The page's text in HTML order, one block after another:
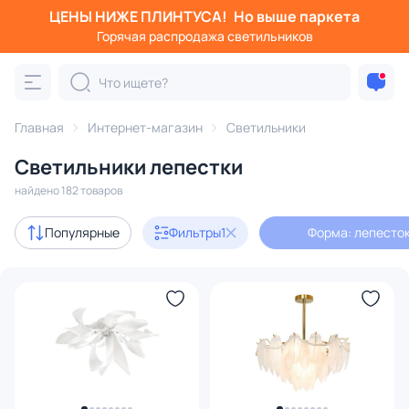
ЦЕНЫ НИЖЕ ПЛИНТУСА! Но выше паркета
Горячая распродажа светильников
Главная Интернет-магазин Светильники
Светильники лепестки
найдено 182 товаров
Популярные Фильтры1 Форма:
Фильтры
Категория:
Люстры Подвесные светильники
Акции 21
В наличии
Доставка